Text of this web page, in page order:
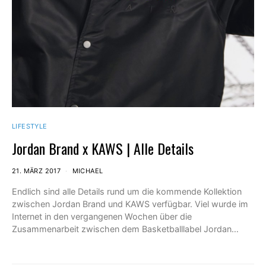
LIFESTYLE
Jordan Brand x KAWS | Alle Details
21. MÄRZ 2017 MICHAEL
Endlich sind alle Details rund um die kommende Kollektion
zwischen Jordan Brand und KAWS verfügbar. Viel wurde im
Internet in den vergangenen Wochen über die
Zusammenarbeit zwischen dem Basketballlabel Jordan…